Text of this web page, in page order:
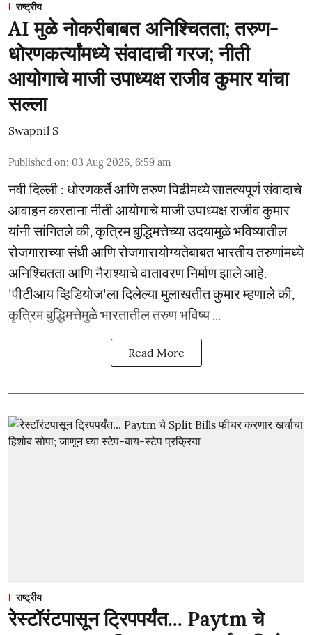
राष्ट्रीय
AI मुळे नोकरीबाबत अनिश्चितता; तरुण-
धोरणकर्त्यांमध्ये संवादाची गरज; नीती
आयोगाचे माजी उपाध्यक्ष राजीव कुमार यांचा
सल्ला
Swapnil S
Published on: 03 Aug 2026, 6:59 am
नवी दिल्ली : धोरणकर्ते आणि तरुण पिढीमध्ये सातत्यपूर्ण संवादाचे
आवाहन करताना नीती आयोगाचे माजी उपाध्यक्ष राजीव कुमार
यांनी सांगितले की, कृत्रिम बुद्धिमत्तेच्या उदयामुळे भविष्यातील
रोजगाराच्या संधी आणि रोजगारायोग्यतेबाबत भारतीय तरुणांमध्ये
अनिश्चितता आणि नैराश्याचे वातावरण निर्माण झाले आहे.
'पीटीआय व्हिडियोज'ला दिलेल्या मुलाखतीत कुमार म्हणाले की,
कृत्रिम बुद्धिमत्तेमुळे भारतातील तरुण भविष्य ...
Read More
राष्ट्रीय
रेस्टॉरंटपासून ट्रिपपर्यंत... Paytm चे